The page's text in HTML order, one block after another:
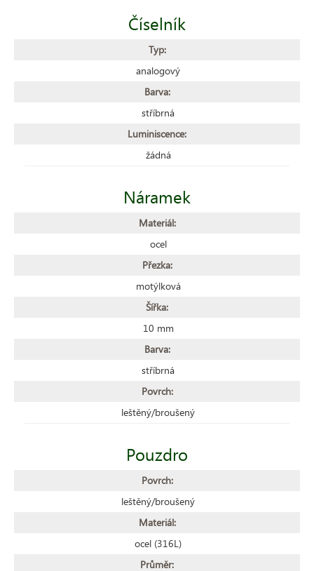
Číselník
Typ:
analogový
Barva:
stříbrná
Luminiscence:
žádná
Náramek
Materiál:
ocel
Přezka:
motýlková
Šířka:
10 mm
Barva:
stříbrná
Povrch:
leštěný/broušený
Pouzdro
Povrch:
leštěný/broušený
Materiál:
ocel (316L)
Průměr: